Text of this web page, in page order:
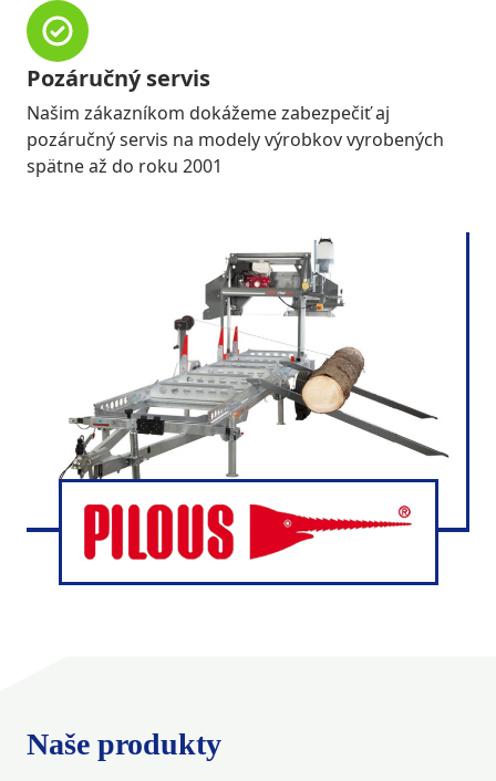
Pozáručný servis
Našim zákazníkom dokážeme zabezpečiť aj
pozáručný servis na modely výrobkov vyrobených
spätne až do roku 2001
Naše produkty